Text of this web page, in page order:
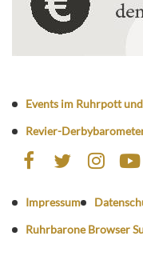
Events im Ruhrpott
Revier-
Impressum
Ruhrbarone Browser